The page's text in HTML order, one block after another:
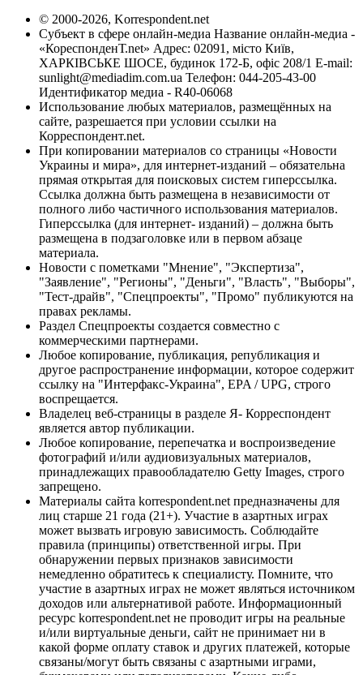
© 2000-2026, Korrespondent.net
Субъект в сфере онлайн-медиа Название онлайн-медиа -
«КореспонденТ.net» Адрес: 02091, місто Київ,
ХАРКІВСЬКЕ ШОСЕ, будинок 172-Б, офіс 208/1 E-mail:
sunlight@mediadim.com.ua Телефон: 044-205-43-00
Идентификатор медиа - R40-06068
Использование любых материалов, размещённых на
сайте, разрешается при условии ссылки на
Корреспондент.net.
При копировании материалов со страницы «Новости
Украины и мира», для интернет-изданий – обязательна
прямая открытая для поисковых систем гиперссылка.
Ссылка должна быть размещена в независимости от
полного либо частичного использования материалов.
Гиперссылка (для интернет- изданий) – должна быть
размещена в подзаголовке или в первом абзаце
материала.
Новости с пометками "Мнение", "Экспертиза",
"Заявление", "Регионы", "Деньги", "Власть", "Выборы",
"Тест-драйв", "Спецпроекты", "Промо" публикуются на
правах рекламы.
Раздел Спецпроекты создается совместно с
коммерческими партнерами.
Любое копирование, публикация, републикация и
другое распространение информации, которое содержит
ссылку на "Интерфакс-Украина", EPA / UPG, строго
воспрещается.
Владелец веб-страницы в разделе Я- Корреспондент
является автор публикации.
Любое копирование, перепечатка и воспроизведение
фотографий и/или аудиовизуальных материалов,
принадлежащих правообладателю Getty Images, строго
запрещено.
Материалы сайта korrespondent.net предназначены для
лиц старше 21 года (21+). Участие в азартных играх
может вызвать игровую зависимость. Соблюдайте
правила (принципы) ответственной игры. При
обнаружении первых признаков зависимости
немедленно обратитесь к специалисту. Помните, что
участие в азартных играх не может являться источником
доходов или альтернативой работе. Информационный
ресурс korrespondent.net не проводит игры на реальные
и/или виртуальные деньги, сайт не принимает ни в
какой форме оплату ставок и других платежей, которые
связаны/могут быть связаны с азартными играми,